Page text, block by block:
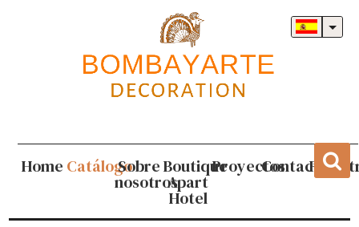
Home CatálogoSobre
nosotros
Boutique
Apart
Hotel
ProyectosContacto